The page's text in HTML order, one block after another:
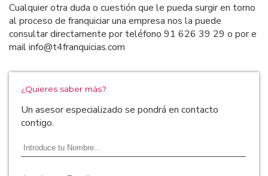
Cualquier otra duda o cuestión que le pueda surgir en torno
al proceso de franquiciar una empresa nos la puede
consultar directamente por teléfono 91 626 39 29 o por e
mail info@t4franquicias.com
¿Quieres saber más?
Un asesor especializado se pondrá en contacto
contigo.